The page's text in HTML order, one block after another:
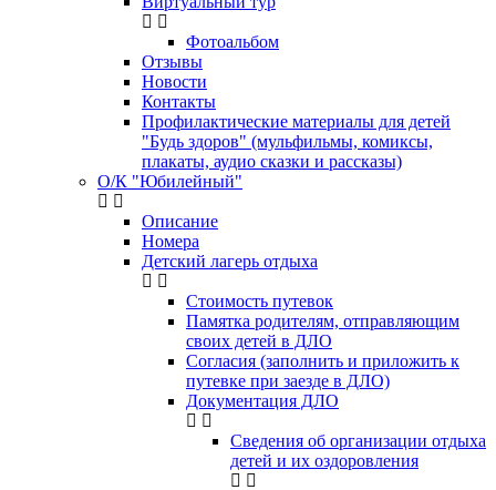
Фотоальбом
Отзывы
Новости
Контакты
Профилактические материалы для детей
"Будь здоров" (мульфильмы, комиксы,
плакаты, аудио сказки и рассказы)
О/К "Юбилейный"
Описание
Номера
Детский лагерь отдыха
Стоимость путевок
Памятка родителям, отправляющим
своих детей в ДЛО
Согласия (заполнить и приложить к
путевке при заезде в ДЛО)
Документация ДЛО
Сведения об организации отдыха
детей и их оздоровления